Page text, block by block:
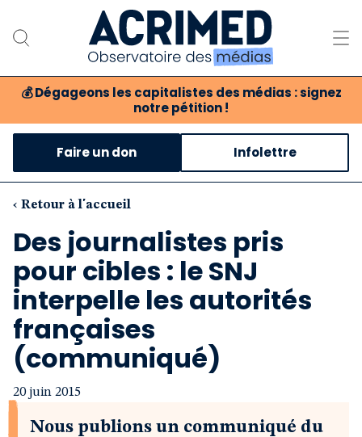
💰 Dégageons les capitalistes des médias : signez
notre pétition !
Notre association
Notre critique des médias
Nos propositions
Notre revue
Boutique
Faire un don Infolettre
‹ Retour à l'accueil
Des journalistes pris
pour cibles : le SNJ
interpelle les autorités
françaises
(communiqué)
20 juin 2015
Nous publions un communiqué du